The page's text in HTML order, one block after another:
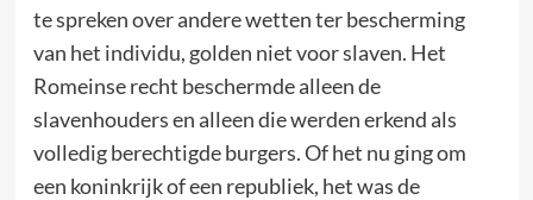
te spreken over andere wetten ter bescherming
van het individu, golden niet voor slaven. Het
Romeinse recht beschermde alleen de
slavenhouders en alleen die werden erkend als
volledig berechtigde burgers. Of het nu ging om
een koninkrijk of een republiek, het was de